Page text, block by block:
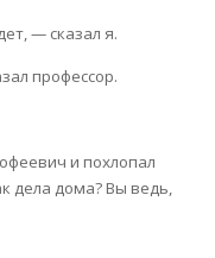
— сказал я.
профессор.
и похлопал
дела дома? Вы ведь,